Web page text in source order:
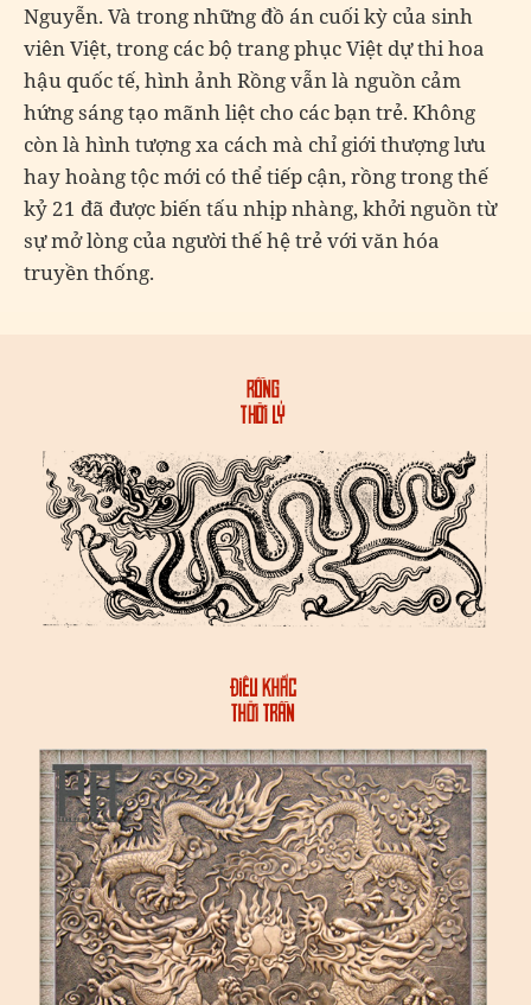
Nguyễn. Và trong những đồ án cuối kỳ của sinh
viên Việt, trong các bộ trang phục Việt dự thi hoa
hậu quốc tế, hình ảnh Rồng vẫn là nguồn cảm
hứng sáng tạo mãnh liệt cho các bạn trẻ. Không
còn là hình tượng xa cách mà chỉ giới thượng lưu
hay hoàng tộc mới có thể tiếp cận, rồng trong thế
kỷ 21 đã được biến tấu nhịp nhàng, khởi nguồn từ
sự mở lòng của người thế hệ trẻ với văn hóa
truyền thống.